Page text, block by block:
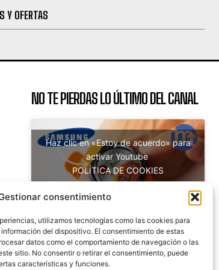
consentimiento
utilizamos tecnologías como las cookies para
del dispositivo. El consentimiento de estas
datos como el comportamiento de navegación o las
sitio. No consentir o retirar el consentimiento, puede
características y funciones.
Y OFERTAS
NO TE PIERDAS LO ÚLTIMO DEL CANAL
Haz clic en «Estoy de acuerdo» para
activar Youtube
POLÍTICA DE COOKIES
Estoy de acuerdo